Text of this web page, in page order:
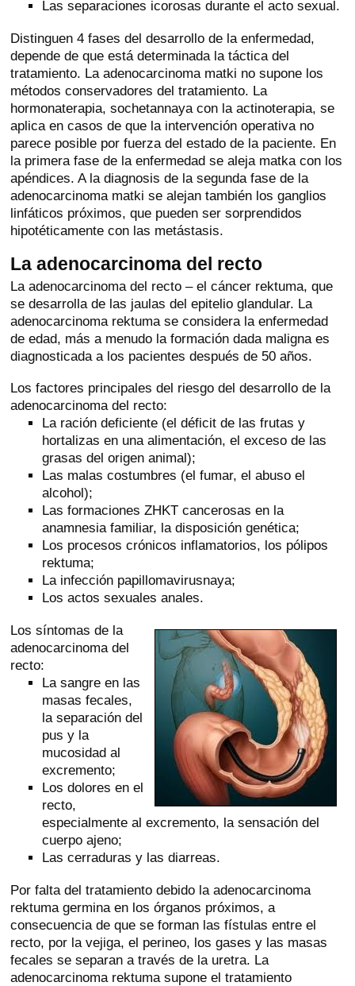
Las separaciones icorosas durante el acto sexual.
Distinguen 4 fases del desarrollo de la enfermedad,
depende de que está determinada la táctica del
tratamiento. La adenocarcinoma matki no supone los
métodos conservadores del tratamiento. La
hormonaterapia, sochetannaya con la actinoterapia, se
aplica en casos de que la intervención operativa no
parece posible por fuerza del estado de la paciente. En
la primera fase de la enfermedad se aleja matka con los
apéndices. A la diagnosis de la segunda fase de la
adenocarcinoma matki se alejan también los ganglios
linfáticos próximos, que pueden ser sorprendidos
hipotéticamente con las metástasis.
La adenocarcinoma del recto
La adenocarcinoma del recto – el cáncer rektuma, que
se desarrolla de las jaulas del epitelio glandular. La
adenocarcinoma rektuma se considera la enfermedad
de edad, más a menudo la formación dada maligna es
diagnosticada a los pacientes después de 50 años.
Los factores principales del riesgo del desarrollo de la
adenocarcinoma del recto:
La ración deficiente (el déficit de las frutas y
hortalizas en una alimentación, el exceso de las
grasas del origen animal);
Las malas costumbres (el fumar, el abuso el
alcohol);
Las formaciones ZHKT cancerosas en la
anamnesia familiar, la disposición genética;
Los procesos crónicos inflamatorios, los pólipos
rektuma;
La infección papillomavirusnaya;
Los actos sexuales anales.
Los síntomas de la
adenocarcinoma del
recto:
La sangre en las
masas fecales,
la separación del
pus y la
mucosidad al
excremento;
Los dolores en el
recto,
especialmente al excremento, la sensación del
cuerpo ajeno;
Las cerraduras y las diarreas.
Por falta del tratamiento debido la adenocarcinoma
rektuma germina en los órganos próximos, a
consecuencia de que se forman las fístulas entre el
recto, por la vejiga, el perineo, los gases y las masas
fecales se separan a través de la uretra. La
adenocarcinoma rektuma supone el tratamiento